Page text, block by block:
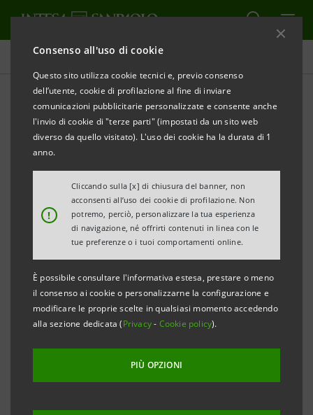
Consenso all'uso di cookie
Questo sito utilizza cookie tecnici e, previo consenso
dell’utente, cookie di profilazione al fine di inviare
comunicazioni pubblicitarie personalizzate e consente anche
l'invio di cookie di "terze parti" (impostati da un sito web
diverso da quello visitato). L'uso dei cookie ha la durata di 1
anno.
!
Cliccando sulla [x] di chiusura del banner, non
acconsenti all’uso dei cookie di profilazione. Non
potremo, perciò, personalizzare la tua esperienza
di navigazione, né offrirti contenuti in linea con le
tue preferenze o i tuoi comportamenti online.
È possibile consultare l'informativa estesa, prestare o meno
il consenso ai cookie o personalizzarne la configurazione e
modificare le proprie scelte in qualsiasi momento accedendo
alla sezione dedicata (Privacy- Cookie policy).
PIÙ OPZIONI
Comunicati stampa
STAMPA AGGIORNA
COMUNICATO STAMPA
MODELLO DI FILIALE
• Piazza Chanoux verso una trasformazione radicale:
in estate l’inizio lavori
• Spazi aperti e flessibili, salottini accoglienti per la
consulenza, aree differenziate per famiglie, imprese e
clientela private
• Teresio Testa: anche una ristrutturazione innovativa
ed elegante servirà per lasciarsi alle spalle l’anno
durissimo del Covid; ripartiremo ancora più attenti